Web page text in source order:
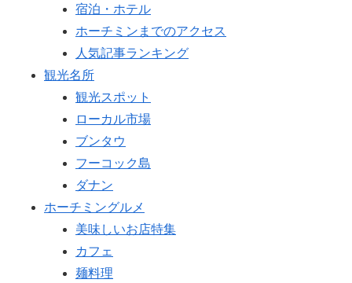
宿泊・ホテル
ホーチミンまでのアクセス
人気記事ランキング
観光名所
観光スポット
ローカル市場
ブンタウ
フーコック島
ダナン
ホーチミングルメ
美味しいお店特集
カフェ
麺料理